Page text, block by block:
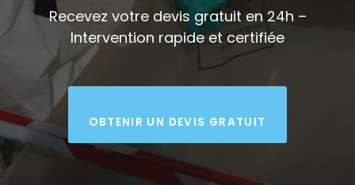
Recevez votre devis gratuit en 24h –
Intervention rapide et certifiée
OBTENIR UN DEVIS GRATUIT